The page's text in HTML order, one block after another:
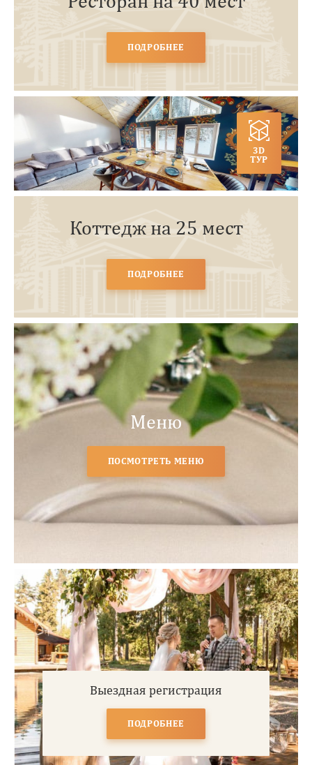
ПОДРОБНЕЕ
3D
ТУР
Коттедж на 25 мест
ПОДРОБНЕЕ
Меню
ПОСМОТРЕТЬ МЕНЮ
Выездная регистрация
ПОДРОБНЕЕ